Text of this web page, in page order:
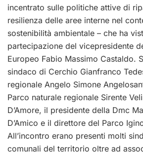
incentrato sulle politiche attive di
resilienza delle aree interne nel
sostenibilità ambientale – che ha
partecipazione del vicepresidente
Europeo Fabio Massimo Castaldo.
sindaco di Cerchio Gianfranco
regionale Angelo Simone
Parco naturale regionale Sirente
D’Amore, il presidente della Dmc
D’Amico e il direttore del Parco
All’incontro erano presenti molti
comunali del territorio oltre ad